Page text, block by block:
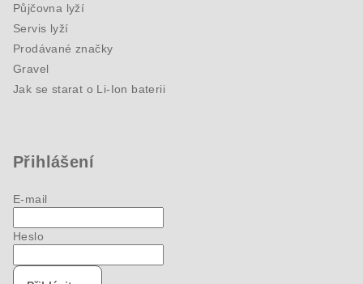
Půjčovna lyží
Servis lyží
Prodávané značky
Gravel
Jak se starat o Li-Ion baterii
Přihlášení
E-mail
Heslo